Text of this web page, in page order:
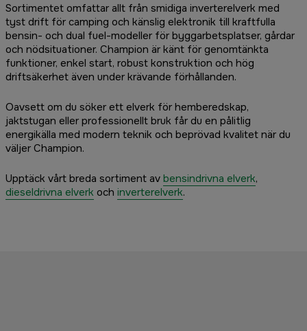
Sortimentet omfattar allt från smidiga inverterelverk med
tyst drift för camping och känslig elektronik till kraftfulla
bensin- och dual fuel-modeller för byggarbetsplatser, gårdar
och nödsituationer. Champion är känt för genomtänkta
funktioner, enkel start, robust konstruktion och hög
driftsäkerhet även under krävande förhållanden.
Oavsett om du söker ett elverk för hemberedskap,
jaktstugan eller professionellt bruk får du en pålitlig
energikälla med modern teknik och beprövad kvalitet när du
väljer Champion.
Upptäck vårt breda sortiment av bensindrivna elverk,
dieseldrivna elverk och inverterelverk.